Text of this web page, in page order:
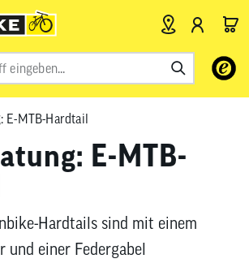
Verwende
Pfeile
das
E-MTB-Hardtail
E-MTB-
Hardtails sind mit einem
und einer Federgabel